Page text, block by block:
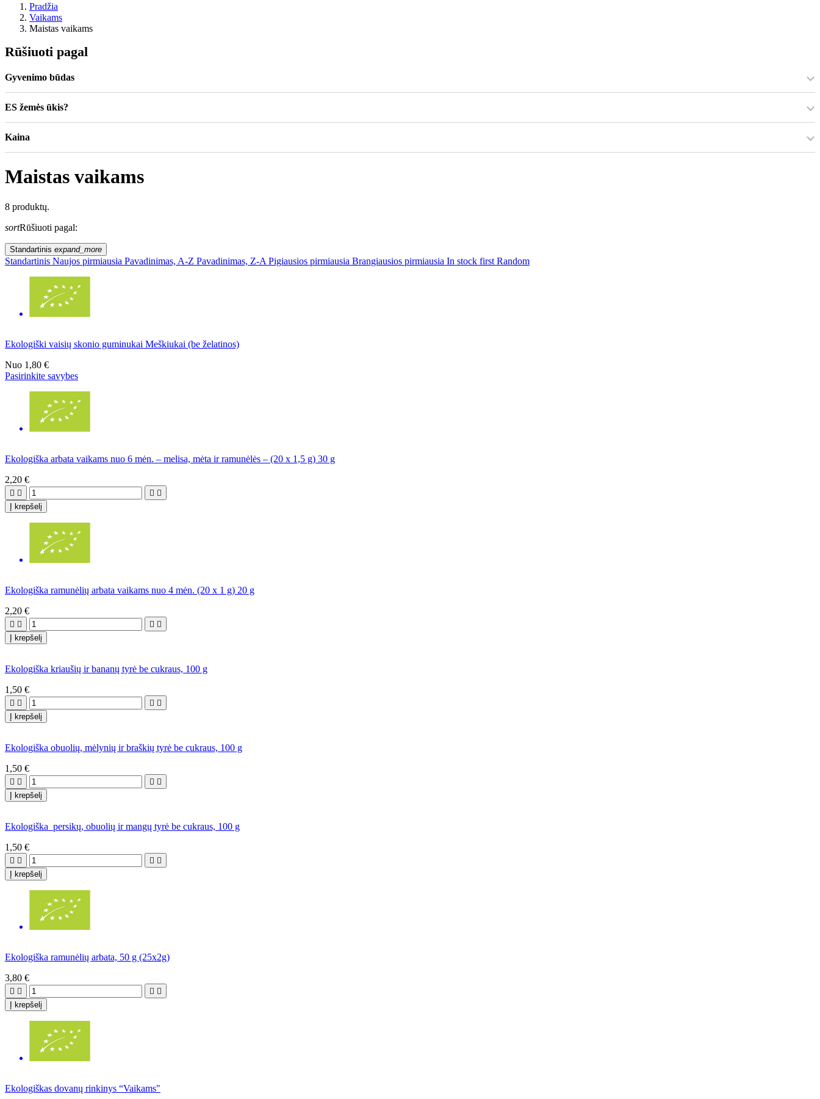
Pradžia
Vaikams
Maistas vaikams
Rūšiuoti pagal
Gyvenimo būdas
ES žemės ūkis?
Kaina
Maistas vaikams
8 produktų.
sortRūšiuoti pagal:
Standartinis expand_more
Standartinis Naujos pirmiausia Pavadinimas, A-Z Pavadinimas, Z-A Pigiausios pirmiausia Brangiausios pirmiausia In stock first Random
Ekologiški vaisių skonio guminukai Meškiukai (be želatinos)
Nuo 1,80 €
Pasirinkite savybes
Ekologiška arbata vaikams nuo 6 mėn. – melisa, mėta ir ramunėlės – (20 x 1,5 g) 30 g
2,20 €
   
Į krepšelį
Ekologiška ramunėlių arbata vaikams nuo 4 mėn. (20 x 1 g) 20 g
2,20 €
   
Į krepšelį
Ekologiška kriaušių ir bananų tyrė be cukraus, 100 g
1,50 €
   
Į krepšelį
Ekologiška obuolių, mėlynių ir braškių tyrė be cukraus, 100 g
1,50 €
   
Į krepšelį
Ekologiška persikų, obuolių ir mangų tyrė be cukraus, 100 g
1,50 €
   
Į krepšelį
Ekologiška ramunėlių arbata, 50 g (25x2g)
3,80 €
   
Į krepšelį
Ekologiškas dovanų rinkinys “Vaikams"